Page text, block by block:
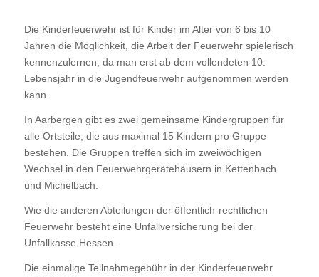
Die Kinderfeuerwehr ist für Kinder im Alter von 6 bis 10
Jahren die Möglichkeit, die Arbeit der Feuerwehr spielerisch
kennenzulernen, da man erst ab dem vollendeten 10.
Lebensjahr in die Jugendfeuerwehr aufgenommen werden
kann.
In Aarbergen gibt es zwei gemeinsame Kindergruppen für
alle Ortsteile, die aus maximal 15 Kindern pro Gruppe
bestehen. Die Gruppen treffen sich im zweiwöchigen
Wechsel in den Feuerwehrgerätehäusern in Kettenbach
und Michelbach.
Wie die anderen Abteilungen der öffentlich-rechtlichen
Feuerwehr besteht eine Unfallversicherung bei der
Unfallkasse Hessen.
Die einmalige Teilnahmegebühr in der Kinderfeuerwehr